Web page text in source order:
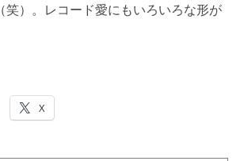
笑）。レコード愛にもいろいろな形が
X